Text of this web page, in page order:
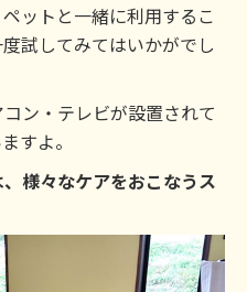
ットと一緒に利用するこ
試してみてはいかがでし
ン・テレビが設置されて
すよ。
様々なケアをおこなうス